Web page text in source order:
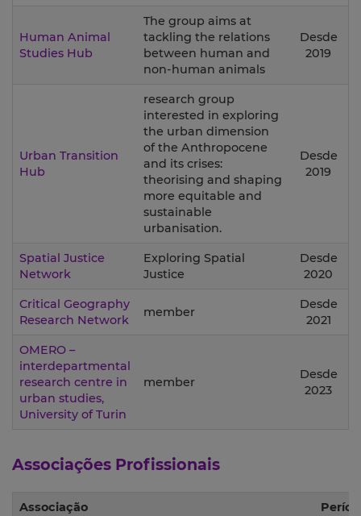
Human Animal
Studies Hub
The group aims at
tackling the relations
between human and
non-human animals
Desde
2019
Urban Transition
Hub
research group
interested in exploring
the urban dimension
of the Anthropocene
and its crises:
theorising and shaping
more equitable and
sustainable
urbanisation.
Desde
2019
Spatial Justice
Network
Exploring Spatial
Justice
Desde
2020
Critical Geography
Research Network
member
Desde
2021
OMERO –
interdepartmental
research centre in
urban studies,
University of Turin
member
Desde
2023
Associações Profissionais
Associação